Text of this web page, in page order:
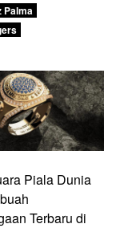
Palma
Piala Dunia
Terbaru di